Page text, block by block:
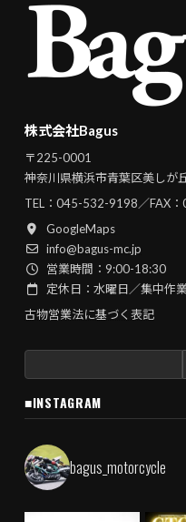
株式会社Bagus
〒225-0001
神奈川県横浜市青葉区美しが
TEL： 045-532-9198／FAX
GoogleMaps
info@bagus-mc.jp
営業時間：9:00-18:30
定休日：水曜日／集中作
古物営業法に基づく表記
■INSTAGRAM
bagus_motorcycle